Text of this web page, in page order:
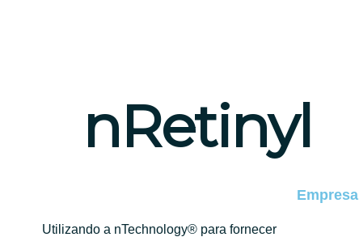
nRetinyl
Utilizando a nTechnology® para fornecer
Empresa